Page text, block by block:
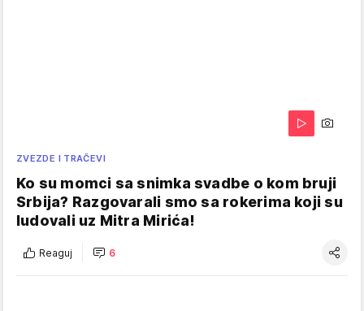
ZVEZDE I TRAČEVI
Ko su momci sa snimka svadbe o kom bruji
Srbija? Razgovarali smo sa rokerima koji su
ludovali uz Mitra Mirića!
Reaguj 6